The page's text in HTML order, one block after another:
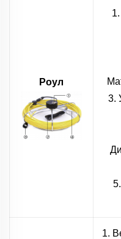
Роул
3.
1.